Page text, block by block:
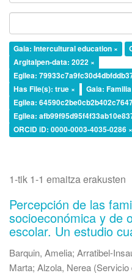
Gaia: Intercultural education ×
Argitalpen-data: 2022 ×
Egilea:
Has File(s): true ×
Gaia:
Egilea:
Egilea:
ORCID iD: 0000-0003-4035-0286 ×
1-tik 1-1 emaitza erakusten
Percepción de las
socioeconómica y de
escolar. Un estudio
Barquin, Amelia; Arratibel-
Marta; Alzola, Nerea (Servicio